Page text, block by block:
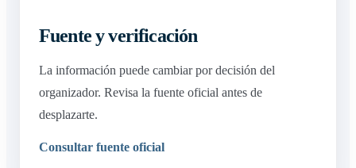
Fuente y verificación
La información puede cambiar por decisión del
organizador. Revisa la fuente oficial antes de
desplazarte.
Consultar fuente oficial